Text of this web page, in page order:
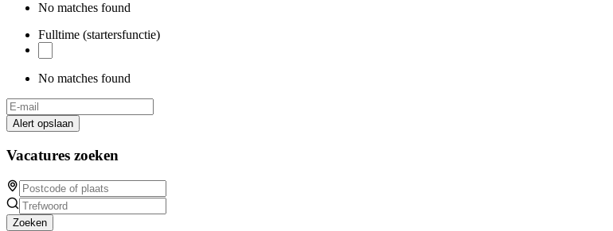
No matches found
Fulltime (startersfunctie)
No matches found
Alert opslaan
Vacatures zoeken
Zoeken